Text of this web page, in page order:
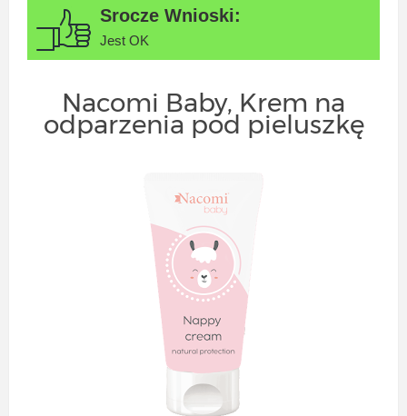
Jest OK
Nacomi Baby, Krem na
odparzenia pod pieluszkę